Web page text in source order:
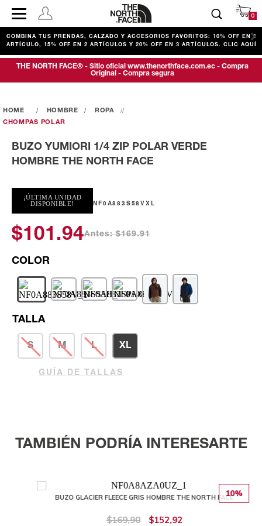
0
COMBINA TUS PRENDAS, CALZADO Y ACCESORIOS FAVORITOS: 10% OFF EN 1
ARTÍCULO, 15% OFF EN 2 ARTÍCULOS Y 20% OFF EN 3 ARTÍCULOS. CLIC AQUÍ
THE NORTH FACE® - Sitio oficial www.thenorthface.com.ec - Compra
Original - Compra segura
HOMBRE
ROPA
CHOMPAS POLAR
BUZO YUMIORI 1/4 ZIP POLAR VERDE
HOMBRE THE NORTH FACE
¡ÚLTIMA UNIDAD
DISPONIBLE!
NF0A883S58VXL
$101.94Antes: $169.91
TALLA
S M L XL
GUÍA DE TALLAS
TAMBIÉN PODRÍA INTERESARTE
10%
BUZO GLACIER FLEECE GRIS HOMBRE THE NORTH FACE
$169,90 $152,92